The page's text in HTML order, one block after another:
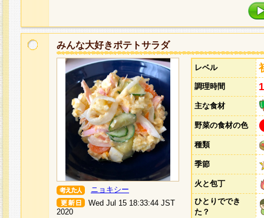
みんな大好きポテトサラダ
ニョキシー
Wed Jul 15 18:33:44 JST
2020
レベル
調理時間
主な食材
野菜の食材の色
種類
季節
火と包丁
ひとりででき
た？